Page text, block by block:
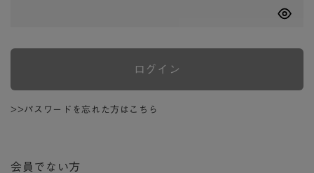
ログイン
>>パスワードを忘れた方はこちら
会員でない方